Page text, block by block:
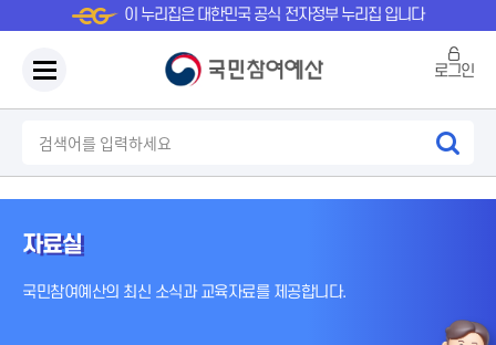
이 누리집은 대한민국 공식 전자정부 누리집 입니다
로그인
자료실
국민참여예산의 최신 소식과 교육자료를 제공합니다.